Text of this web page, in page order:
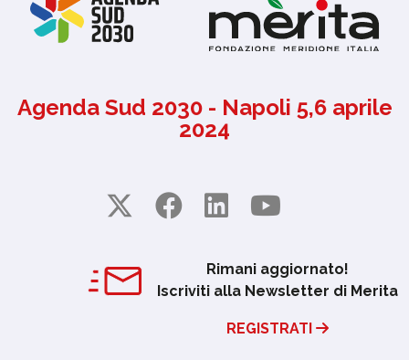
Agenda Sud 2030 - Napoli 5,6 aprile
2024
Rimani aggiornato!
Iscriviti alla Newsletter di Merita
REGISTRATI